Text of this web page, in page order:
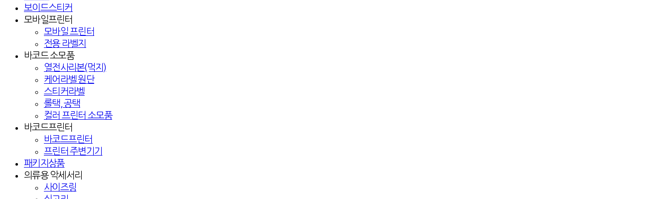
보이드스티커
모바일프린터
모바일 프린터
전용 라벨지
바코드 소모품
열전사리본(먹지)
케어라벨 원단
스티커라벨
롤택, 공택
컬러 프린터 소모품
바코드프린터
바코드프린터
프린터 주변기기
패키지상품
의류용 악세서리
사이즈링